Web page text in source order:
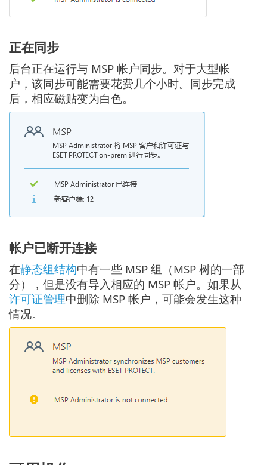
正在同步
后台正在运行与 MSP 帐户同步。对于大型帐
户，该同步可能需要花费几个小时。同步完成
后，相应磁贴变为白色。
帐户已断开连接
在静态组结构中有一些 MSP 组（MSP 树的一部
分），但是没有导入相应的 MSP 帐户。如果从
许可证管理中删除 MSP 帐户，可能会发生这种
情况。